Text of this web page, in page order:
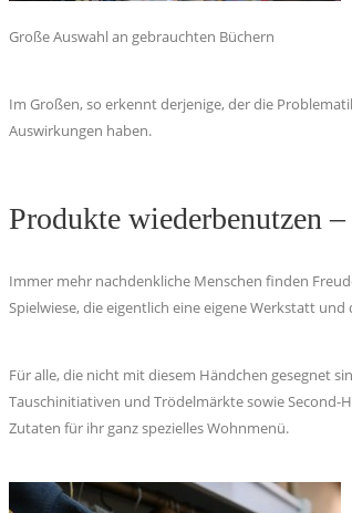
Große Auswahl an gebrauchten Büchern
Im Großen, so erkennt derjenige, der die
Auswirkungen haben.
Produkte wiederbenutzen
Immer mehr nachdenkliche Menschen finden
Spielwiese, die eigentlich eine eigene Werkstatt
Für alle, die nicht mit diesem Händchen gesegnet
Tauschinitiativen und Trödelmärkte sowie Second-
Zutaten für ihr ganz spezielles Wohnmenü.